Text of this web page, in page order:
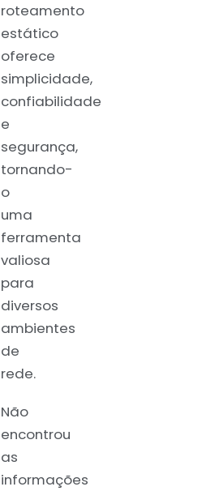
roteamento
estático
oferece
simplicidade,
confiabilidade
e
segurança,
tornando-
o
uma
ferramenta
valiosa
para
diversos
ambientes
de
rede.
Não
encontrou
as
informações